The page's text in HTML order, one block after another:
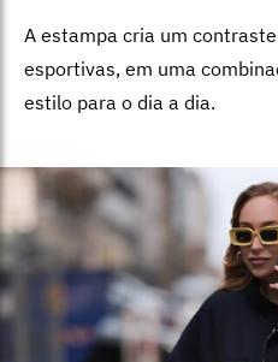
A estampa cria um
esportivas, em uma
estilo para o dia a dia.